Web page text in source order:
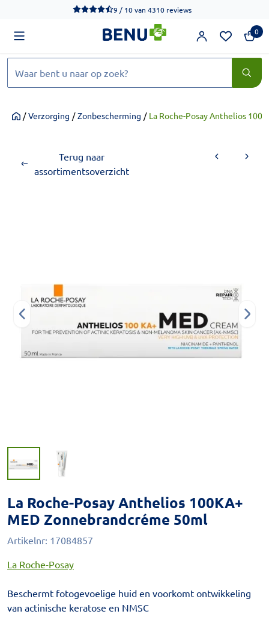
We werken momenteel hard aan het verbeteren van de
9 / 10van 4310 reviews
0
Home/ Verzorging / Zonbescherming / La Roche-Posay Anthelios
Terug naar
assortimentsoverzicht
La Roche-Posay Anthelios 100KA+
MED Zonnebrandcréme 50ml
Artikelnr: 17084857
La Roche-Posay
Beschermt fotogevoelige huid en voorkomt ontwikkeling
van actinische keratose en NMSC